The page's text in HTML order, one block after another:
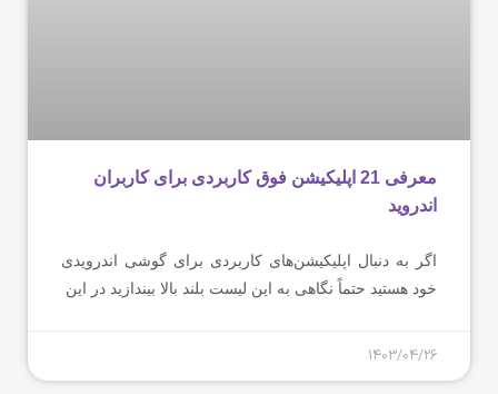
معرفی 21 اپلیکیشن فوق کاربردی برای کاربران
اندروید
اگر به دنبال اپلیکیشن‌های کاربردی برای گوشی اندرویدی
خود هستید حتماً نگاهی به این لیست بلند بالا بیندازید در این
1403/04/26